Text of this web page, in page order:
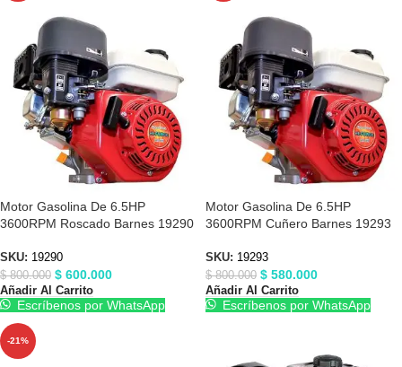
Motor Gasolina De 6.5HP
3600RPM Roscado Barnes 19290
SKU: 19290
$800.000 $ 600.000
Añadir Al Carrito
Escríbenos por WhatsApp
Motor Gasolina De 6.5HP
3600RPM Cuñero Barnes 19293
SKU: 19293
$800.000 $ 580.000
Añadir Al Carrito
Escríbenos por WhatsApp
-21%